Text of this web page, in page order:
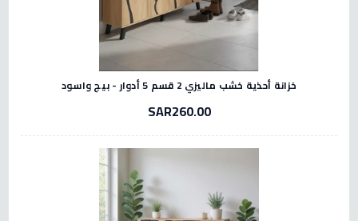
خزانة أحذية خشب ماليزي 2 قسم 5 أدوار - بيج واسود
SAR260.00